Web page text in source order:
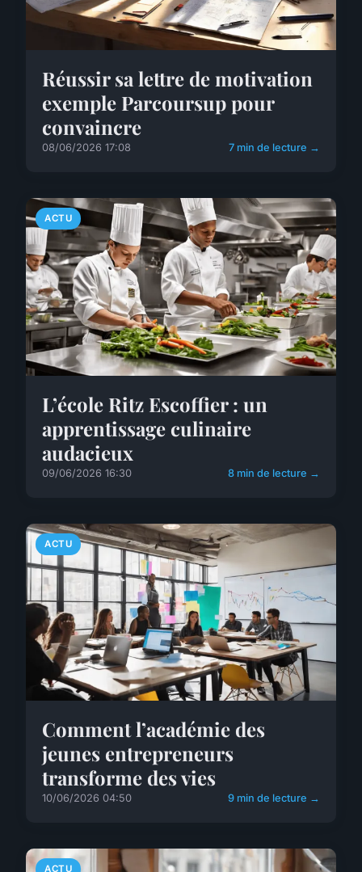
Réussir sa lettre de motivation
exemple Parcoursup pour
convaincre
08/06/2026 17:08 7 min de lecture →
ACTU
L’école Ritz Escoffier : un
apprentissage culinaire
audacieux
09/06/2026 16:30 8 min de lecture →
ACTU
Comment l’académie des
jeunes entrepreneurs
transforme des vies
10/06/2026 04:50 9 min de lecture →
ACTU